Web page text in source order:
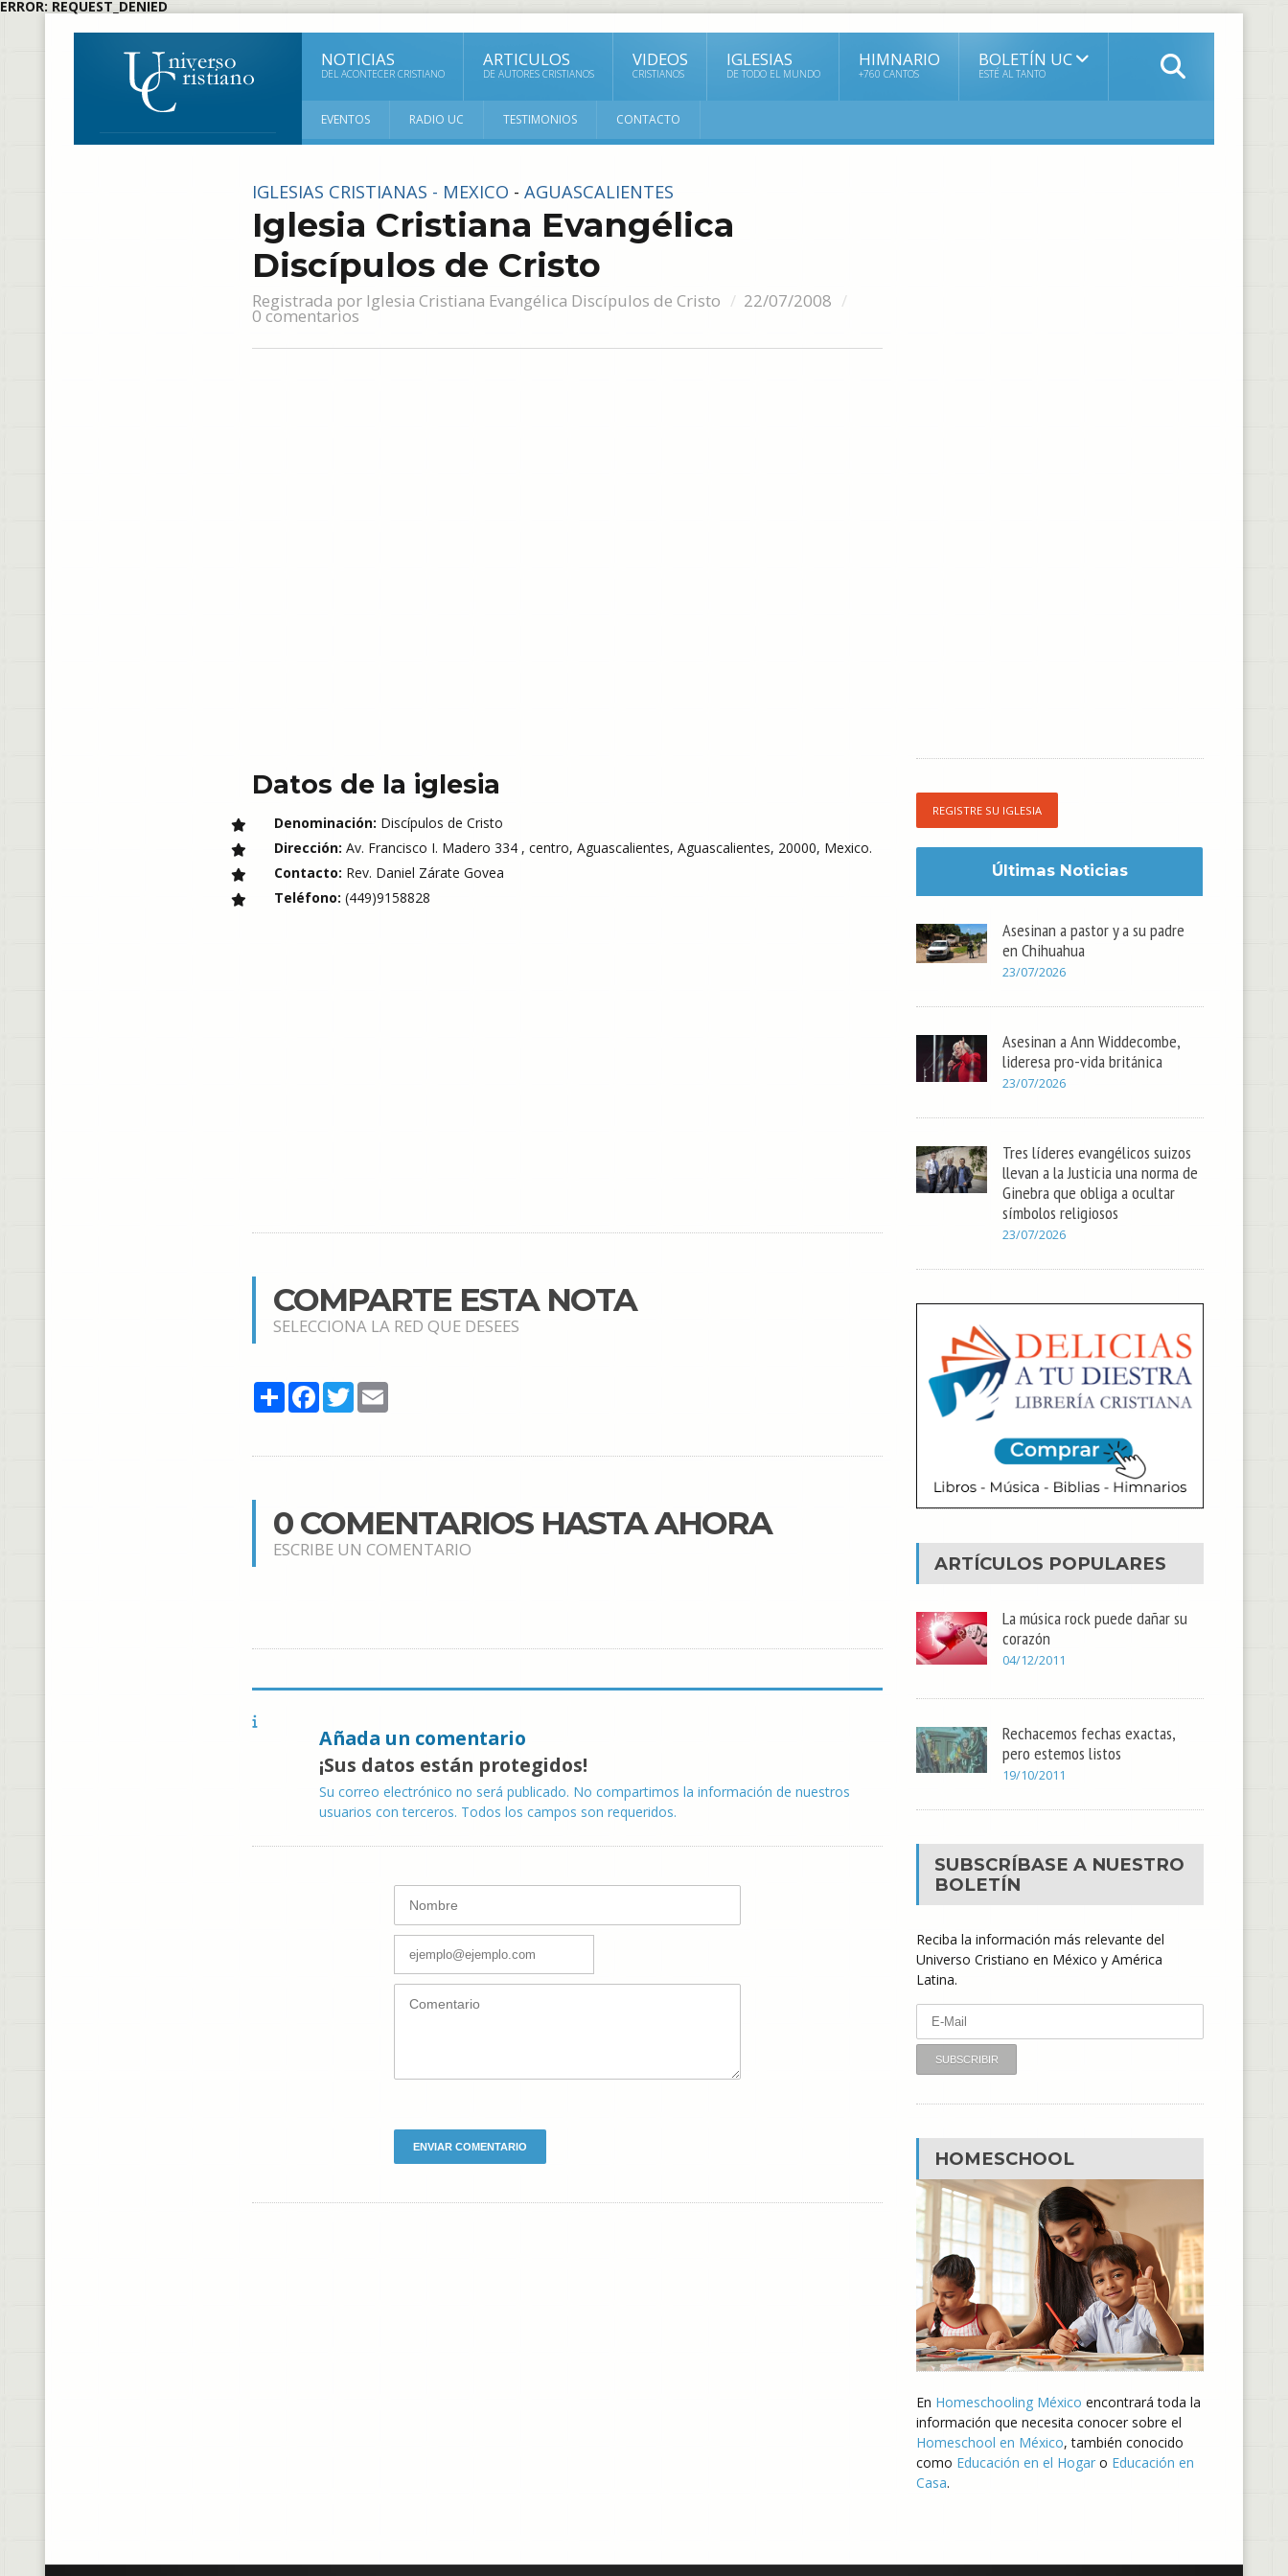
ERROR: REQUEST_DENIED
NOTICIAS
DEL ACONTECER CRISTIANO
ARTICULOS
DE AUTORES CRISTIANOS
VIDEOS
CRISTIANOS
IGLESIAS
DE TODO EL MUNDO
HIMNARIO
+760 CANTOS
BOLETÍN UC
ESTÉ AL TANTO
EVENTOS RADIO UC TESTIMONIOS CONTACTO
IGLESIAS CRISTIANAS - MEXICO - AGUASCALIENTES
Iglesia Cristiana Evangélica
Discípulos de Cristo
Registrada por Iglesia Cristiana Evangélica Discípulos de Cristo 22/07/2008
0 comentarios
Datos de la iglesia
Denominación: Discípulos de Cristo
Dirección: Av. Francisco I. Madero 334 , centro, Aguascalientes, Aguascalientes, 20000, Mexico.
Contacto: Rev. Daniel Zárate Govea
Teléfono: (449)9158828
COMPARTE ESTA NOTA
SELECCIONA LA RED QUE DESEES
ShareFacebook
TwitterEmail
0 COMENTARIOS HASTA AHORA
ESCRIBE UN COMENTARIO
Añada un comentario
¡Sus datos están protegidos!
Su correo electrónico no será publicado. No compartimos la información de nuestros
usuarios con terceros. Todos los campos son requeridos.
REGISTRE SU IGLESIA
Últimas Noticias
Asesinan a pastor y a su padre
en Chihuahua
23/07/2026
Asesinan a Ann Widdecombe,
lideresa pro-vida británica
23/07/2026
Tres líderes evangélicos suizos
llevan a la Justicia una norma de
Ginebra que obliga a ocultar
símbolos religiosos
23/07/2026
ARTÍCULOS POPULARES
La música rock puede dañar su
corazón
04/12/2011
Rechacemos fechas exactas,
pero estemos listos
19/10/2011
SUBSCRÍBASE A NUESTRO
BOLETÍN
Reciba la información más relevante del
Universo Cristiano en México y América
Latina.
HOMESCHOOL
En Homeschooling México encontrará toda la
información que necesita conocer sobre el
Homeschool en México, también conocido
como Educación en el Hogar o Educación en
Casa.